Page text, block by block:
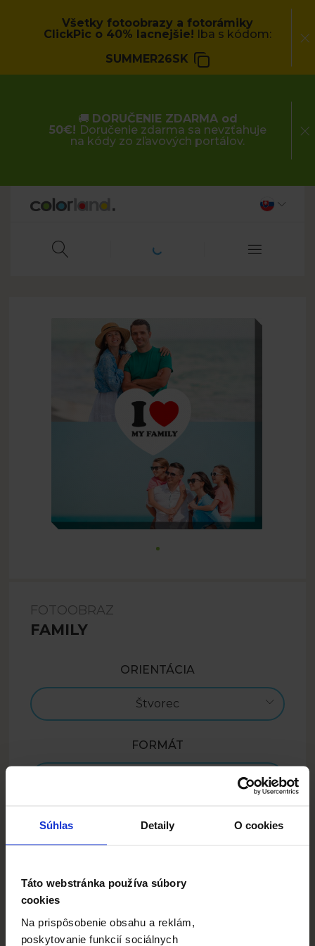
Súhlas Detaily O cookies
Táto webstránka používa súbory
cookies
Na prispôsobenie obsahu a reklám,
poskytovanie funkcií sociálnych
Všetky fotoobrazy a fotorámiky
ClickPic o 40% lacnejšie! Iba s kódom:
SUMMER26SK
🚚 DORUČENIE ZDARMA od
50€! Doručenie zdarma sa nevzťahuje
na kódy zo zľavových portálov.
FOTOOBRAZ
FAMILY
ORIENTÁCIA
Štvorec
FORMÁT
CENA
28.99